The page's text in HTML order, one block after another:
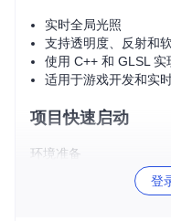
实时全局光照
支持透明度、反射和
使用 C++ 和 GLSL 实
适用于游戏开发和实
项目快速启动
环境准备
在开始之前，请确保您登